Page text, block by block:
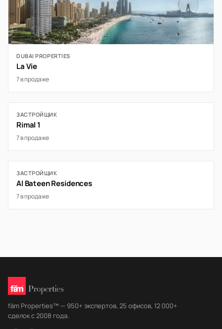
DUBAI PROPERTIES
La Vie
7 в продаже
ЗАСТРОЙЩИК
Rimal 1
7 в продаже
ЗАСТРОЙЩИК
Al Bateen Residences
7 в продаже
fäm Properties™ — 950+ экспертов, 25 офисов, 12 000+
сделок с 2008 года.